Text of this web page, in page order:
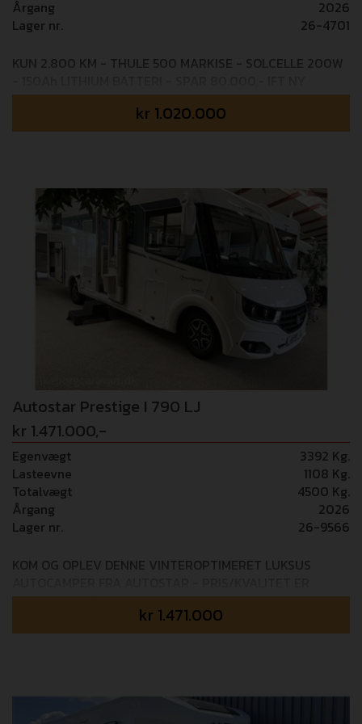
Årgang
2026
Lager nr.
26-4701
KUN 2.800 KM - THULE 500 MARKISE - SOLCELLE 200W
PREMICE I740LC autocamperen har en centralplaceret
queenseng, en meget attraktiv opholdsstue og et
rummeligt og luksuriøst brusebad. Teknisk set er denne
er i højsædet takket være det helt nye møbeldesign.
CAMPEREN ER EFTERMONTERET MED: Markise Thule
5200 - 502 cm, Solcelle 200W, Aeritec 150Ah lithium
batteri, cykelholder Fabriksmonteret udstyr:
AUTOMATGEAR 8 trins automatgearkasse PACK PREMICE
Bakkamera med guidelines, Udendørs bruser,
DuoControl - Gasflaskeomskifter, Kraftig memoryskum
madras, Mørklægningsgardiner i kabine (forrude
op/ned), Pioneer multimedia radio med 9” skærm
kr 1.020.000
Autostar Prestige I 790 LJ
kr 1.471.000,-
Egenvægt
3392 Kg.
Lasteevne
1108 Kg.
Totalvægt
4500 Kg.
Årgang
2026
Lager nr.
26-9566
KOM OG OPLEV DENNE VINTEROPTIMERET LUKSUS
SVÆRT AT SLÅ! Mulighed for tilkøb af 36 mdr+ GOSafe
garanti (i alt 5 års garanti) - 14.995,- Fabriksmonteret
udstyr: PACK ALDE (0,-) ALDE centralvarmeanlæg,
Gasflaskeomskifter, Kraftig memoryskum madras,
kr 1.471.000